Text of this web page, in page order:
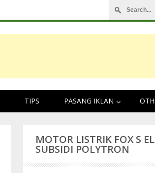
TIPS PASANG IKLAN
MOTOR LISTRIK FOX S
SUBSIDI POLYTRON